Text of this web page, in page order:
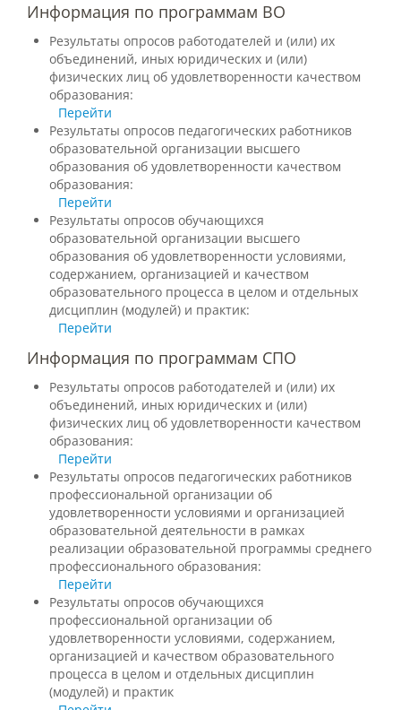
Организация питания в
образовательной организации
Абитуриенту
Университет
Об университете
Миссия, цель и ценности УдГАУ
Ректорат
Подразделения
Документы
Федеральные документы
Условия труда на рабочих местах
Закупки
Учебный процесс
Информация по программам ВО
Результаты опросов работодателей и (или) их
объединений, иных юридических и (или)
физических лиц об удовлетворенности качеством
образования:
Перейти
Результаты опросов педагогических работников
образовательной организации высшего
образования об удовлетворенности качеством
образования:
Перейти
Результаты опросов обучающихся
образовательной организации высшего
образования об удовлетворенности условиями,
содержанием, организацией и качеством
образовательного процесса в целом и отдельных
дисциплин (модулей) и практик:
Перейти
Информация по программам СПО
Результаты опросов работодателей и (или) их
объединений, иных юридических и (или)
физических лиц об удовлетворенности качеством
образования:
Перейти
Результаты опросов педагогических работников
профессиональной организации об
удовлетворенности условиями и организацией
образовательной деятельности в рамках
реализации образовательной программы среднего
профессионального образования:
Перейти
Результаты опросов обучающихся
профессиональной организации об
удовлетворенности условиями, содержанием,
организацией и качеством образовательного
процесса в целом и отдельных дисциплин
(модулей) и практик